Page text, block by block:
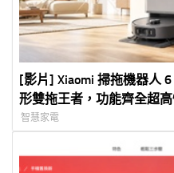
[影片] Xiaomi 掃拖機器人
形雙拖王者，功能齊全超高
智慧家電